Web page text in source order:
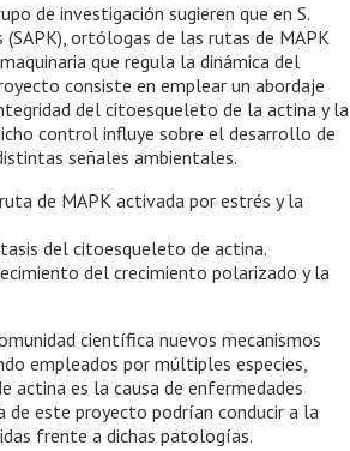
de investigación sugieren que en S.
ortólogas de las rutas de MAPK
que regula la dinámica del
consiste en emplear un abordaje
del citoesqueleto de la actina y la
control influye sobre el desarrollo de
señales ambientales.
de MAPK activada por estrés y la
del citoesqueleto de actina.
del crecimiento polarizado y la
científica nuevos mecanismos
empleados por múltiples especies,
actina es la causa de enfermedades
este proyecto podrían conducir a la
frente a dichas patologías.